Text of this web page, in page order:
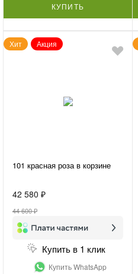
КУПИТЬ
Хит Акция
101 красная роза в корзине
42 580 ₽
44 600 ₽
Купить в 1 клик
Купить WhatsApp